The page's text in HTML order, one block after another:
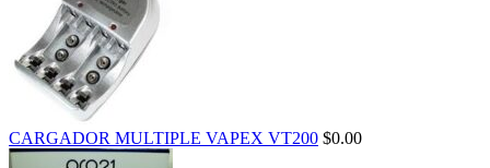
CARGADOR MULTIPLE VAPEX VT200 $0.00